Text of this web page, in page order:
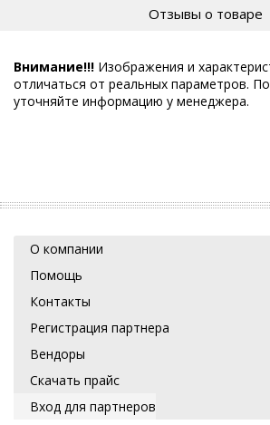
Отзывы о товаре
Внимание!!! Изображения и
отличаться от реальных параметров.
уточняйте информацию у менеджера.
О компании
Помощь
Контакты
Регистрация партнера
Вендоры
Скачать прайс
Вход для партнеров